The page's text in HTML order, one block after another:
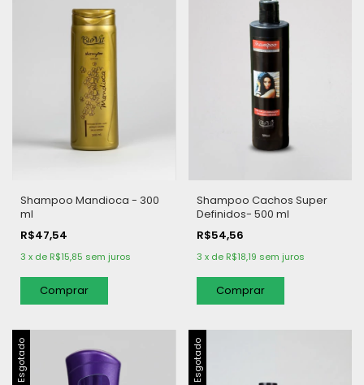
Shampoo Mandioca - 300
ml
R$47,54
3 x de R$15,85 sem juros
Shampoo Cachos Super
Definidos- 500 ml
R$54,56
3 x de R$18,19 sem juros
Esgotado Esgotado